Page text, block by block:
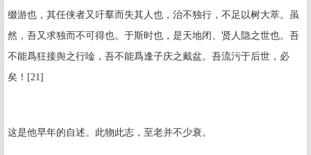
缀游也，其任侠者又吁羣而失其人也，治不独行，不足以树大萃。虽
然，吾又求独而不可得也。于斯时也，是天地闭、贤人隐之世也。吾
不能爲狂接舆之行唫，吾不能爲逢子庆之戴盆。吾流污于后世，必
矣！[21]
这是他早年的自述。此物此志，至老并不少衰。